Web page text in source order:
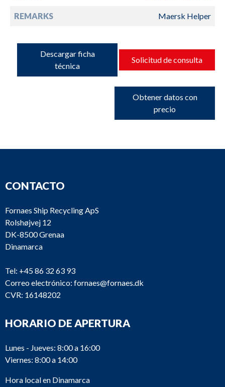
REMARKS Maersk Helper
Descargar ficha
técnica
Solicitud de consulta
Obtener datos con
precio
CONTACTO
Fornaes Ship Recycling ApS
Rolshøjvej 12
DK-8500 Grenaa
Dinamarca
Tel: +45 86 32 63 93
Correo electrónico: fornaes@fornaes.dk
CVR: 16148202
HORARIO DE APERTURA
Lunes - Jueves: 8:00 a 16:00
Viernes: 8:00 a 14:00
Hora local en Dinamarca